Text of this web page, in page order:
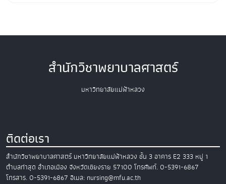
สำนักวิชาพยาบาลศาสตร์
มหาวิทยาลัยแม่ฟ้าหลวง
ติดต่อเรา
สำนักวิชาพยาบาลศาสตร์ มหาวิทยาลัยแม่ฟ้าหลวง ชั้น 3 อาคาร E2 333 หมู่ 1
ตำบลท่าสุด อำเภอเมือง จังหวัดเชียงราย 57100 โทรศัพท์. 0-5391-6867
โทรสาร. 0-5391-6867 อีเมล: nursing@mfu.ac.th